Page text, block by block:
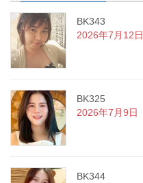
BK343
2026年7月12日
BK325
2026年7月9日
BK344